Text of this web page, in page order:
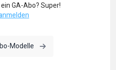
GA-Abo? Super!
Modelle